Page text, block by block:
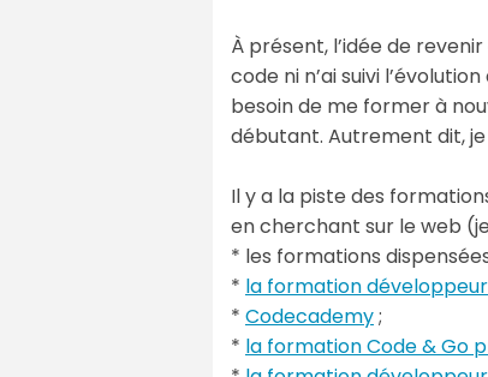
À présent, l’idée de
code ni n’ai suivi
besoin de me former à
débutant. Autrement dit,
Il y a la piste des
en cherchant sur le web
* les formations
* la formation
* Codecademy;
* la formation Code & Go